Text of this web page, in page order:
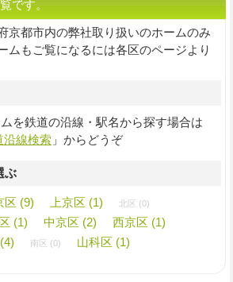
です。
京都市内の弊社取り扱いのホームのみ
ムもご覧になるには各区のページより
を鉄道の沿線・駅名から探す場合は
沿線検索」からどうぞ
ぶ
区 (9) 上京区 (1) 北区 (0)
(1) 中京区 (2) 西京区 (1)
南区 (0) 山科区 (1)